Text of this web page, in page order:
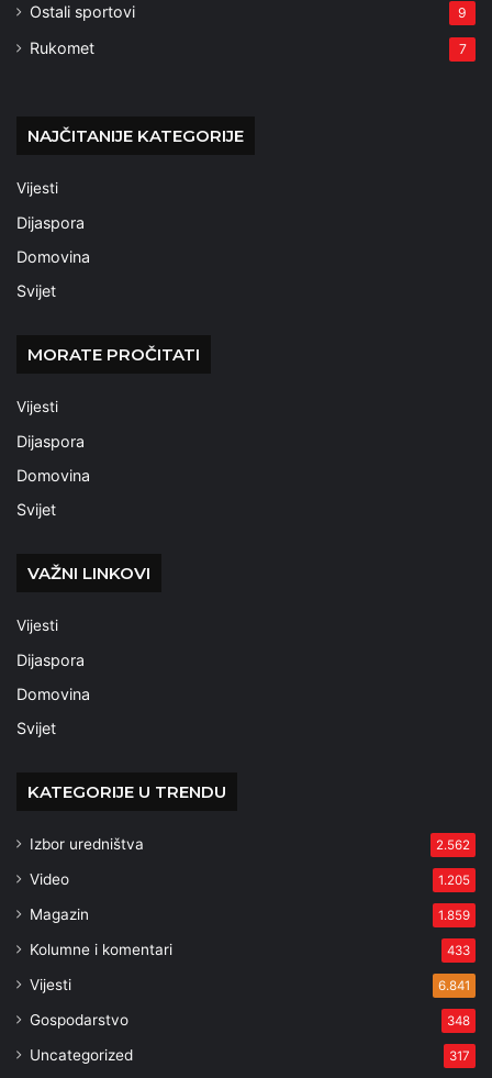
Ostali sportovi 9
Rukomet 7
NAJČITANIJE KATEGORIJE
Vijesti
Dijaspora
Domovina
Svijet
MORATE PROČITATI
Vijesti
Dijaspora
Domovina
Svijet
VAŽNI LINKOVI
Vijesti
Dijaspora
Domovina
Svijet
KATEGORIJE U TRENDU
Izbor uredništva 2.562
Video 1.205
Magazin 1.859
Kolumne i komentari 433
Vijesti 6.841
Gospodarstvo 348
Uncategorized 317